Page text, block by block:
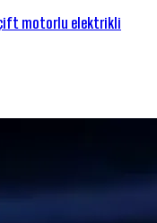
çift motorlu elektrikli